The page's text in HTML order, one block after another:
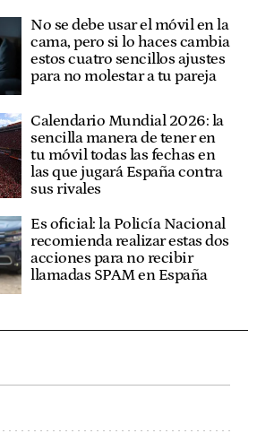
No se debe usar el móvil en la
cama, pero si lo haces cambia
estos cuatro sencillos ajustes
para no molestar a tu pareja
Calendario Mundial 2026: la
sencilla manera de tener en
tu móvil todas las fechas en
las que jugará España contra
sus rivales
Es oficial: la Policía Nacional
recomienda realizar estas dos
acciones para no recibir
llamadas SPAM en España